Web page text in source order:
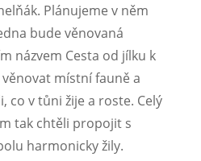
Plánujeme v něm
bude věnovaná
názvem Cesta od jílku k
místní fauně a
co v tůni žije a roste. Celý
tak chtěli propojit s
harmonicky žily.